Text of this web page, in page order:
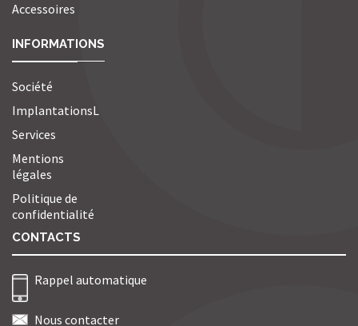
Accessoires
INFORMATIONS
Société
ImplantationsL
Services
Mentions
légales
Politique de
confidentialité
CONTACTS
Rappel automatique
Nous contacter